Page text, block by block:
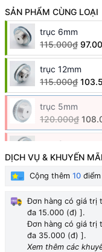
SẢN PHẨM CÙNG LOẠI
trục 6mm
115.000₫
trục 12mm
115.000₫
trục 5mm
120.000₫
trục 8mm
92.000₫
trục 10mm
DỊCH VỤ & KHUYẾN
Cộng thêm 10
Đơn hàng có giá trị
đa 15.000 (đ) ].
Đơn hàng có giá trị
đa 35.000 (đ) ].
Xem thêm các